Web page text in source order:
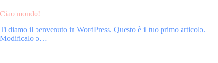
Ciao mondo!
Ti diamo il benvenuto in WordPress. Questo è il tuo primo articolo.
Modificalo o…